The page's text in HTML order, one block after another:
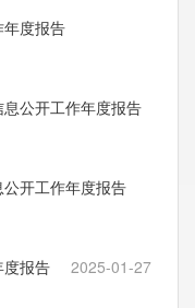
度报告
公开工作年度报告
开工作年度报告
报告 2025-01-27